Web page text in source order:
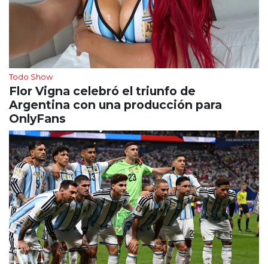
Todo Show
Flor Vigna celebró el triunfo de
Argentina con una producción para
OnlyFans